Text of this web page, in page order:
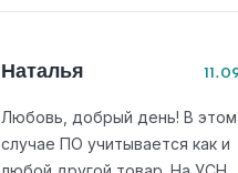
Наталья
Любовь, добрый день! В этом
случае ПО учитывается как и